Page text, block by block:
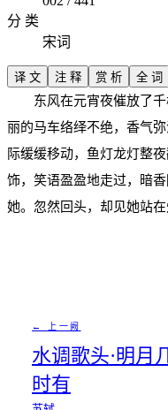
分 类
宋词
译 文 注 释 赏 析 全 词
东风在元宵夜催放了
丽的马车络绎不绝，香气
际缓缓移动，鱼灯龙灯整
饰，笑语盈盈地走过，暗
她。忽然回头，却见她站在
← 上一阙
水调歌头·明月
时有